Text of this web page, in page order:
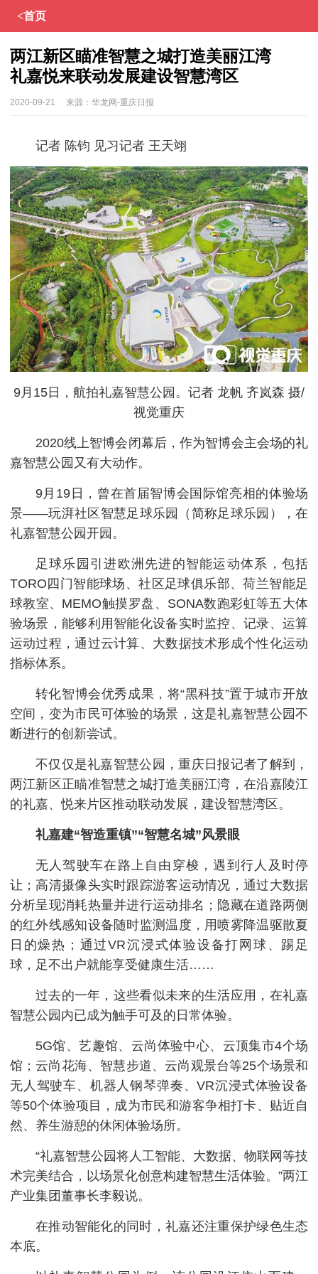
<首页
两江新区瞄准智慧之城打造美丽江湾
礼嘉悦来联动发展建设智慧湾区
来源： 华龙网-重庆日报
2020-09-21
记者 陈钧 见习记者 王天翊
9月15日，航拍礼嘉智慧公园。记者 龙帆 齐岚森 摄/
视觉重庆
2020线上智博会闭幕后，作为智博会主会场的礼
嘉智慧公园又有大动作。
9月19日，曾在首届智博会国际馆亮相的体验场
景——玩湃社区智慧足球乐园（简称足球乐园），在
礼嘉智慧公园开园。
足球乐园引进欧洲先进的智能运动体系，包括
TORO四门智能球场、社区足球俱乐部、荷兰智能足
球教室、MEMO触摸罗盘、SONA数跑彩虹等五大体
验场景，能够利用智能化设备实时监控、记录、运算
运动过程，通过云计算、大数据技术形成个性化运动
指标体系。
转化智博会优秀成果，将“黑科技”置于城市开放
空间，变为市民可体验的场景，这是礼嘉智慧公园不
断进行的创新尝试。
不仅仅是礼嘉智慧公园，重庆日报记者了解到，
两江新区正瞄准智慧之城打造美丽江湾，在沿嘉陵江
的礼嘉、悦来片区推动联动发展，建设智慧湾区。
礼嘉建“智造重镇”“智慧名城”风景眼
无人驾驶车在路上自由穿梭，遇到行人及时停
让；高清摄像头实时跟踪游客运动情况，通过大数据
分析呈现消耗热量并进行运动排名；隐藏在道路两侧
的红外线感知设备随时监测温度，用喷雾降温驱散夏
日的燥热；通过VR沉浸式体验设备打网球、踢足
球，足不出户就能享受健康生活……
过去的一年，这些看似未来的生活应用，在礼嘉
智慧公园内已成为触手可及的日常体验。
5G馆、艺趣馆、云尚体验中心、云顶集市4个场
馆；云尚花海、智慧步道、云尚观景台等25个场景和
无人驾驶车、机器人钢琴弹奏、VR沉浸式体验设备
等50个体验项目，成为市民和游客争相打卡、贴近自
然、养生游憩的休闲体验场所。
“礼嘉智慧公园将人工智能、大数据、物联网等技
术完美结合，以场景化创意构建智慧生活体验。”两江
产业集团董事长李毅说。
在推动智能化的同时，礼嘉还注重保护绿色生态
本底。